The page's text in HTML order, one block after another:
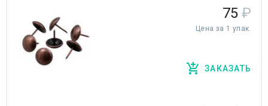
75 ₽
Цена за 1 упак.
ЗАКАЗАТЬ